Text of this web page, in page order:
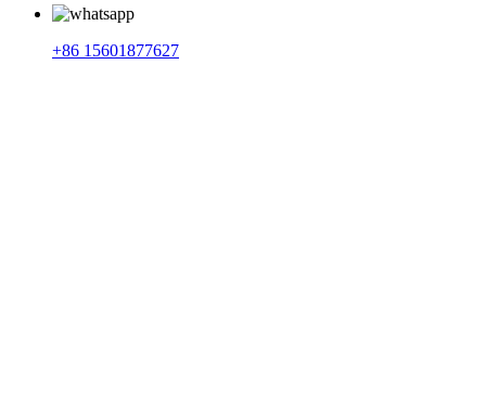
+86 15601877627